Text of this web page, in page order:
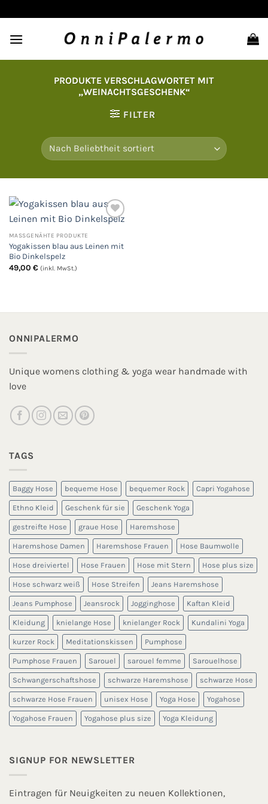
Inhalt
springen
PRODUKTE VERSCHLAGWORTET MIT
„WEINACHTSGESCHENK“
FILTER
die
MASSGENÄHTE PRODUKTE
Yogakissen blau aus Leinen mit
Bio Dinkelspelz
49,00 € (inkl. MwSt.)
ONNIPALERMO
Unique womens clothing & yoga wear handmade with
love
TAGS
Baggy Hose bequeme Hose bequemer Rock Capri Yogahose
Ethno Kleid Geschenk für sie Geschenk Yoga
gestreifte Hose graue Hose Haremshose
Haremshose Damen Haremshose Frauen Hose Baumwolle
Hose dreiviertel Hose Frauen Hose mit Stern Hose plus size
Hose schwarz weiß Hose Streifen Jeans Haremshose
Jeans Pumphose Jeansrock Jogginghose Kaftan Kleid
Kleidung knielange Hose knielanger Rock Kundalini Yoga
kurzer Rock Meditationskissen Pumphose
Pumphose Frauen Sarouel sarouel femme Sarouelhose
Schwangerschaftshose schwarze Haremshose schwarze Hose
schwarze Hose Frauen unisex Hose Yoga Hose Yogahose
Yogahose Frauen Yogahose plus size Yoga Kleidung
SIGNUP FOR NEWSLETTER
Eintragen für Neuigkeiten zu neuen Kollektionen,